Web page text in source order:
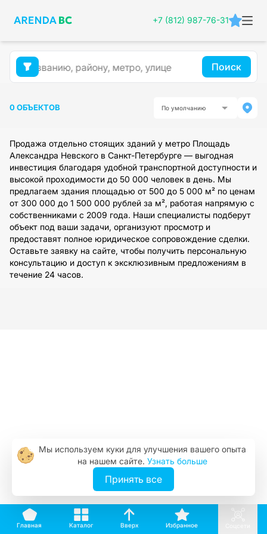
+7 (812) 987-76-31
Поиск
0 ОБЪЕКТОВ По умолчанию
Продажа отдельно стоящих зданий у метро Площадь
Александра Невского в Санкт-Петербурге — выгодная
инвестиция благодаря удобной транспортной доступности и
высокой проходимости до 50 000 человек в день. Мы
предлагаем здания площадью от 500 до 5 000 м² по ценам
от 300 000 до 1 500 000 рублей за м², работая напрямую с
собственниками с 2009 года. Наши специалисты подберут
объект под ваши задачи, организуют просмотр и
предоставят полное юридическое сопровождение сделки.
Оставьте заявку на сайте, чтобы получить персональную
консультацию и доступ к эксклюзивным предложениям в
течение 24 часов.
Главная Каталог Вверх Избранное
Мы используем куки для улучшения вашего опыта
на нашем сайте. Узнать больше
Принять все